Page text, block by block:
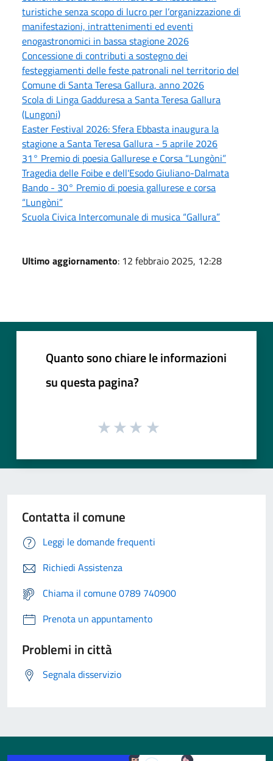
turistiche senza scopo di lucro per l’organizzazione di
manifestazioni, intrattenimenti ed eventi
enogastronomici in bassa stagione 2026
Concessione di contributi a sostegno dei
festeggiamenti delle feste patronali nel territorio del
Comune di Santa Teresa Gallura, anno 2026
Scola di Linga Gadduresa a Santa Teresa Gallura
(Lungoni)
Easter Festival 2026: Sfera Ebbasta inaugura la
stagione a Santa Teresa Gallura - 5 aprile 2026
31° Premio di poesia Gallurese e Corsa “Lungòni”
Tragedia delle Foibe e dell'Esodo Giuliano-Dalmata
Bando - 30° Premio di poesia gallurese e corsa
“Lungòni”
Scuola Civica Intercomunale di musica “Gallura”
Ultimo aggiornamento: 12 febbraio 2025, 12:28
Quanto sono chiare le informazioni
su questa pagina?
Contatta il comune
Leggi le domande frequenti
Richiedi Assistenza
Chiama il comune 0789 740900
Prenota un appuntamento
Problemi in città
Segnala disservizio